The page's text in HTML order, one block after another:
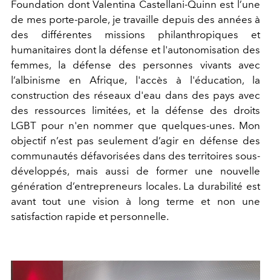
Foundation dont Valentina Castellani-Quinn est l’une
de mes porte-parole, je travaille depuis des années à
des différentes missions philanthropiques et
humanitaires dont la défense et l'autonomisation des
femmes, la défense des personnes vivants avec
l’albinisme en Afrique, l'accès à l'éducation, la
construction des réseaux d'eau dans des pays avec
des ressources limitées, et la défense des droits
LGBT pour n'en nommer que quelques-unes. Mon
objectif n’est pas seulement d’agir en défense des
communautés défavorisées dans des territoires sous-
développés, mais aussi de former une nouvelle
génération d’entrepreneurs locales. La durabilité est
avant tout une vision à long terme et non une
satisfaction rapide et personnelle.